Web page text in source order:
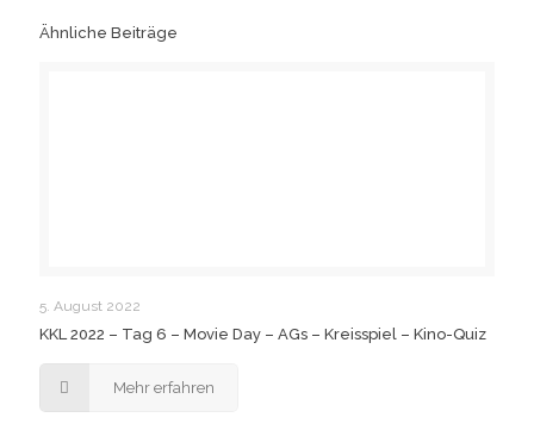
Ähnliche Beiträge
5. August 2022
KKL 2022 – Tag 6 – Movie Day – AGs – Kreisspiel – Kino-Quiz
Mehr erfahren